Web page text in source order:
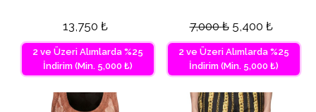
13,750 ₺
2 ve Üzeri Alımlarda %25
İndirim (Min. 5,000 ₺)
7,000₺ 5,400 ₺
2 ve Üzeri Alımlarda %25
İndirim (Min. 5,000 ₺)